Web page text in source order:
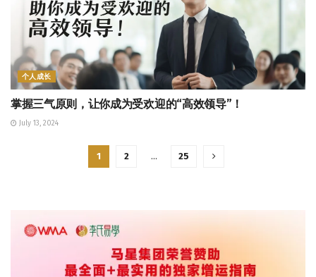
个人成长
掌握三气原则，让你成为受欢迎的“高效领导”！
July 13, 2024
1 2 … 25